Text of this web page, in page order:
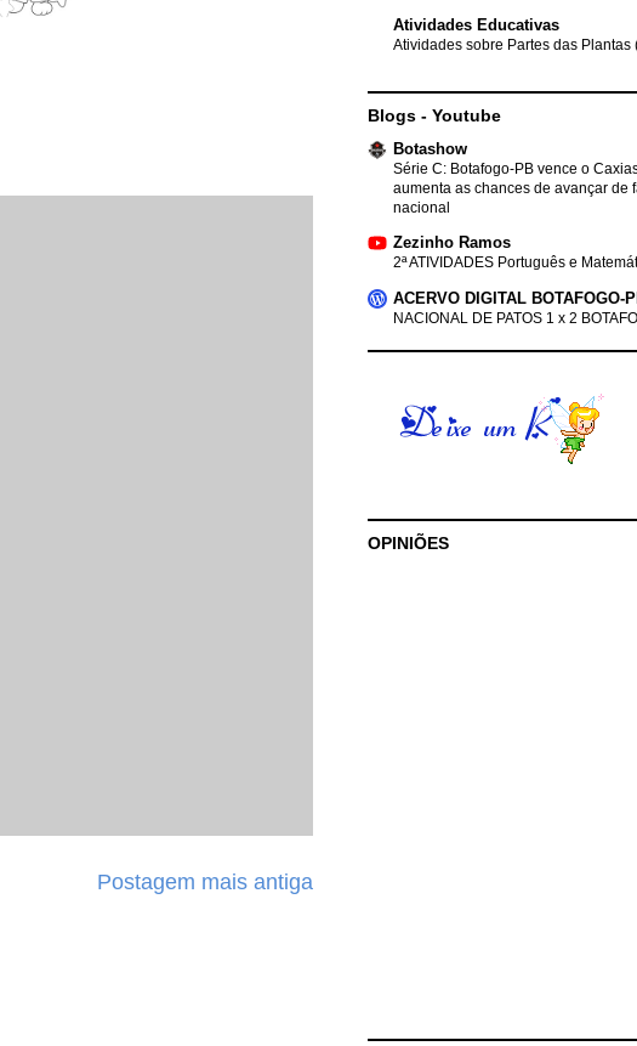
Postagem mais antiga
Atividades Educativas
Atividades sobre Partes das Plantas
Blogs - Youtube
Botashow
Série C: Botafogo-PB vence o
aumenta as chances de avançar de
nacional
Zezinho Ramos
2ª ATIVIDADES Português e
ACERVO DIGITAL BOTAFOGO-
NACIONAL DE PATOS 1 x 2
OPINIÕES